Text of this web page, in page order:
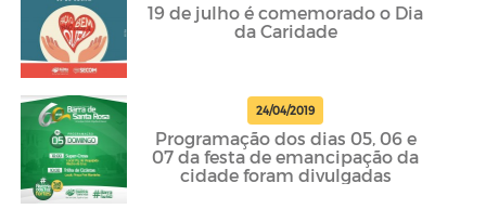
19 de julho é comemorado o Dia
da Caridade
24/04/2019
Programação dos dias 05, 06 e
07 da festa de emancipação da
cidade foram divulgadas